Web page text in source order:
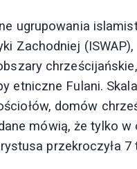
ugrupowania
Zachodniej
etniczne Fulani.
domów
mówią, że tylko
przekroczyła 7